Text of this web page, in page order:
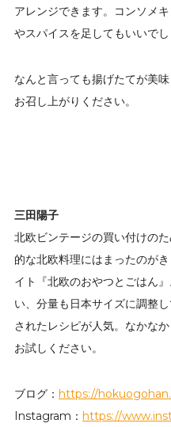
アレンジできます。コンソメ
やスパイスを足してもいいでし
なんと言っても揚げたてが美
お召し上がりください。
三田陽子
北欧ビンテージの買い付けの
的な北欧料理にはまったのが
イト『北欧のおやつとごはん
い、分量も日本サイズに調整
されたレシピが人気。なかな
お試しください。
ブログ： https://
Instagram： https://